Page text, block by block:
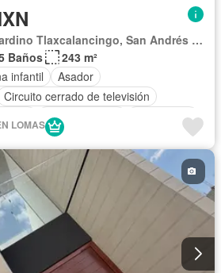
Pueblo de San Bernardino Tlaxcalancingo, San Andrés Cholula
Baños
243 m²
infantil
Asador
Circuito cerrado de televisión
Cocina integral
Electricidad
Jardín
Recámara con closet
verdes Sin amueblar
LOMAS